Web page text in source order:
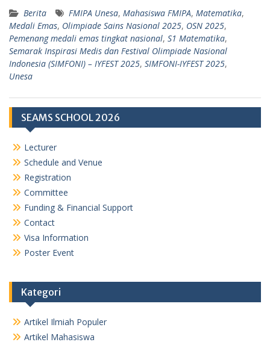
Berita FMIPA Unesa, Mahasiswa FMIPA, Matematika,
Medali Emas, Olimpiade Sains Nasional 2025, OSN 2025,
Pemenang medali emas tingkat nasional, S1 Matematika,
Semarak Inspirasi Medis dan Festival Olimpiade Nasional
Indonesia (SIMFONI) – IYFEST 2025, SIMFONI-IYFEST 2025,
Unesa
SEAMS SCHOOL 2026
Lecturer
Schedule and Venue
Registration
Committee
Funding & Financial Support
Contact
Visa Information
Poster Event
Kategori
Artikel Ilmiah Populer
Artikel Mahasiswa